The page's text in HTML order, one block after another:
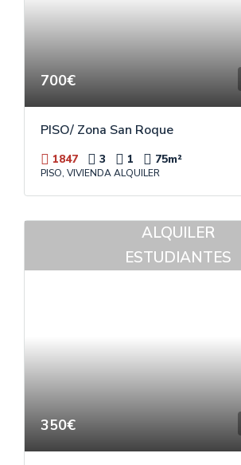
700€
PISO/ Zona San Roque
1847 3 1 75m²
PISO, VIVIENDA ALQUILER
ALQUILER
ESTUDIANTES
350€